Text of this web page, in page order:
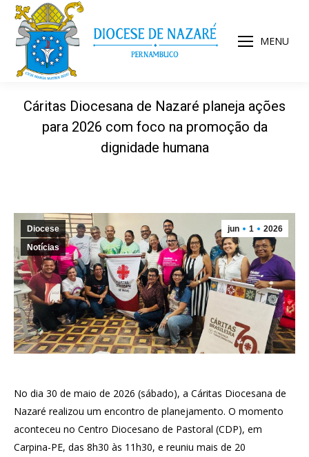
MENU
Cáritas Diocesana de Nazaré planeja ações
para 2026 com foco na promoção da
dignidade humana
jun 1 2026
Diocese
Notícias
No dia 30 de maio de 2026 (sábado), a Cáritas Diocesana de
Nazaré realizou um encontro de planejamento. O momento
aconteceu no Centro Diocesano de Pastoral (CDP), em
Carpina-PE, das 8h30 às 11h30, e reuniu mais de 20